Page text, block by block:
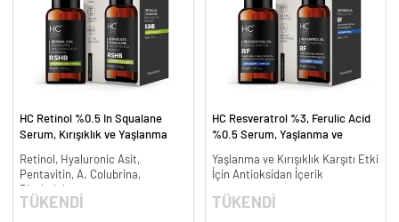
HC Retinol %0.5 In Squalane
Serum, Kırışıklık ve Yaşlanma
Retinol, Hyaluronic Asit,
Pentavitin, A. Colubrina,
Bisabolol
TÜKENDİ
HC Resveratrol %3, Ferulic Acid
%0.5 Serum, Yaşlanma ve
Yaşlanma ve Kırışıklık Karşıtı Etki
İçin Antioksidan İçerik
TÜKENDİ